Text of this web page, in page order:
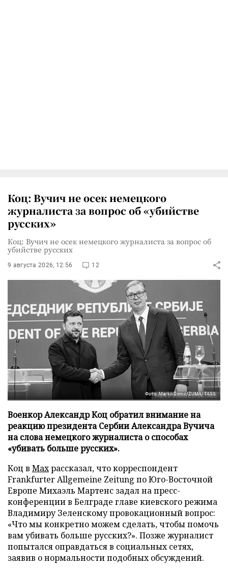
Коц: Вучич не осек немецкого
журналиста за вопрос об «убийстве
русских»
Коц: Вучич не осек немецкого журналиста за вопрос об
убийстве русских
9 августа 2026, 12:56 12
Фото: Marko Dimic/ZUMA/TASS
Военкор Александр Коц обратил внимание на
реакцию президента Сербии Александра Вучича
на слова немецкого журналиста о способах
«убивать больше русских».
Коц в Махрассказал, что корреспондент
Frankfurter Allgemeine Zeitung по Юго-Восточной
Европе Михаэль Мартенс задал на пресс-
конференции в Белграде главе киевского режима
Владимиру Зеленскому провокационный вопрос:
«Что мы конкретно можем сделать, чтобы помочь
вам убивать больше русских?». Позже журналист
попытался оправдаться в социальных сетях,
заявив о нормальности подобных обсуждений.